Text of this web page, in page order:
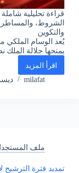
قراءة تحليلية شاملة
الشروط، والمساطر
والتكوين
يُعد الوسام الملكي
يمنحها جلالة الملك
اقرأ المزيد
مذكرة
الترشيح
المجيد
2026
milafat ديسمبر
ملف